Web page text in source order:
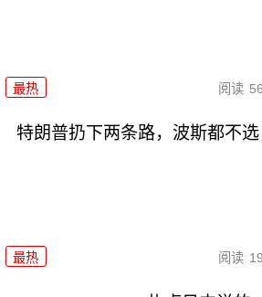
最热 阅读
特朗普扔下两条路，波斯都不
最热 阅读